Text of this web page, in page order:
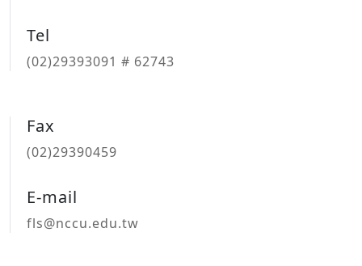
Tel
(02)29393091 # 62743
Fax
(02)29390459
E-mail
fls@nccu.edu.tw